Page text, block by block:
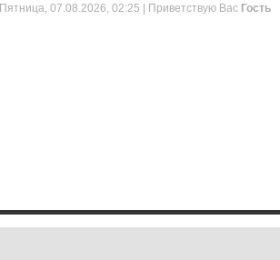
Пятница, 07.08.2026, 02:25 | Приветствую Вас Гость